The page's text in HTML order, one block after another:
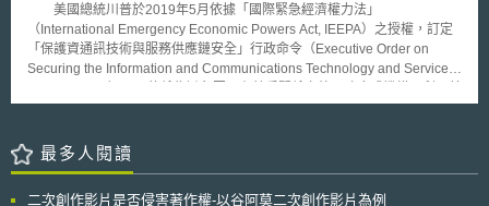
可能有缺乏透明度、突然終止、甚至補助差異，造成市場運作模式的阻礙，
因此執委會呼籲透過跨國的合作來解決。此外，執委會鼓勵增加合作機制，
使會員國間能透過再生能源的交易、降低成本，以達成再生能源利用目標。
針對地中海區的能源合作計畫，執委會建議改善其管理框架，並著重於整合
劃，開始探討邁向2030的發展策略，主要仍以溫室氣體排放、再生能源及
能源效率為政策目標。執委會強調，儘速確定2030年的發展規劃至關重
要，此規劃並應使再生能源業者在能源市場上提升其競爭力。
美國總統川普於2019年5月依據「國際緊急經濟權力法」
（International Emergency Economic Powers Act, IEEPA）之授權，訂定
「保護資通訊技術與服務供應鏈安全」行政命令（Executive Order on
Securing the Information and Communications Technology and Services
設計、開發或製造之資通訊技術或相關服務之資安漏洞進行資料竊取或網路
服務進行管制，將有提升美國資安風險之疑慮，進而對美國之國家安全、外
交政策及經濟構成威脅，故應針對具有競爭關係之外國政府或機構所提供的
最多人閱讀
二次創作影片是否侵害著作權-以谷阿莫二次創作影片為例